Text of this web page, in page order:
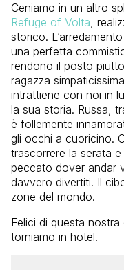
Ceniamo in un altro
Refuge of Volta,
storico.
una perfetta
rendono il posto
ragazza
intrattiene con noi in
la sua storia. Russa,
è follemente
gli occhi a cuoricino.
trascorrere la serata
peccato dover andar
davvero divertiti. Il
zone del mondo.
Felici di questa
torniamo in hotel.